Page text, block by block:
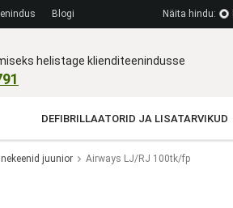
Blogi Näita hindu:
helistage klienditeenindusse
DEFIBRILLAATORID JA LISATARVIKUD
juunior Airways LJ/RJ 100tk/fp